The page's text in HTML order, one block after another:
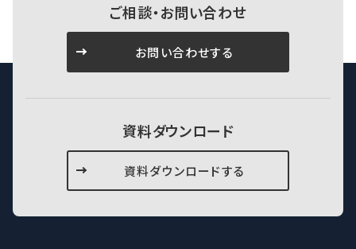
ご相談・お問い合わせ
お問い合わせする
資料ダウンロード
資料ダウンロードする